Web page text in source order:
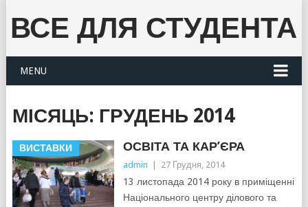
ВСЕ ДЛЯ СТУДЕНТА
MENU
МІСЯЦЬ: ГРУДЕНЬ 2014
ВИСТАВКИ ОСВІТА ТА КАР’ЄРА
admin 27 Грудня, 2014
13 листопада 2014 року в приміщенні
Національного центру ділового та